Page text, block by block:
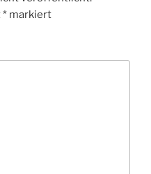
* markiert